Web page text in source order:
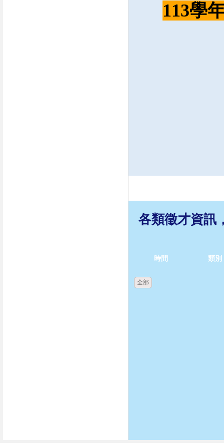
113學
各類徵才資訊
時間 類別
全部